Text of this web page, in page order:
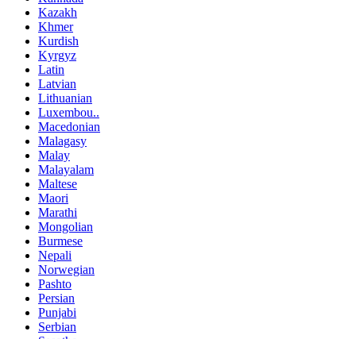
Kazakh
Khmer
Kurdish
Kyrgyz
Latin
Latvian
Lithuanian
Luxembou..
Macedonian
Malagasy
Malay
Malayalam
Maltese
Maori
Marathi
Mongolian
Burmese
Nepali
Norwegian
Pashto
Persian
Punjabi
Serbian